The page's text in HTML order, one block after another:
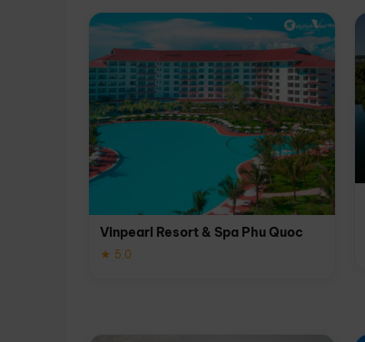
Vinpearl Resort & Spa Phu Quoc
★ 5.0